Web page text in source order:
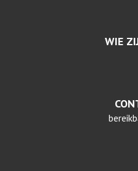
WIE